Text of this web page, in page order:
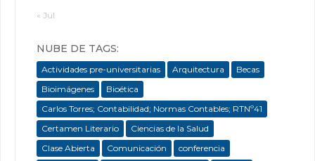
« Jul
NUBE DE TAGS:
Actividades pre-universitarias Arquitectura
Becas
Bioimágenes
Bioética
Carlos Torres; Contabilidad; Normas Contables; RTNº41
Certamen Literario
Ciencias de la Salud
Clase Abierta
Comunicación
conferencia